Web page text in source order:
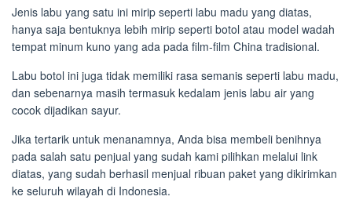
Jenis labu yang satu ini mirip seperti labu madu yang diatas,
hanya saja bentuknya lebih mirip seperti botol atau model wadah
tempat minum kuno yang ada pada film-film China tradisional.
Labu botol ini juga tidak memiliki rasa semanis seperti labu madu,
dan sebenarnya masih termasuk kedalam jenis labu air yang
cocok dijadikan sayur.
Jika tertarik untuk menanamnya, Anda bisa membeli benihnya
pada salah satu penjual yang sudah kami pilihkan melalui link
diatas, yang sudah berhasil menjual ribuan paket yang dikirimkan
ke seluruh wilayah di Indonesia.